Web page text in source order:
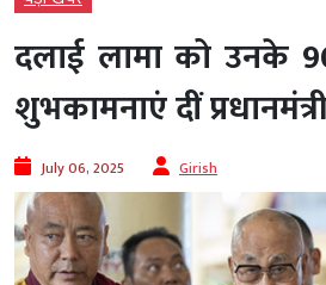
दलाई लामा को उनके
शुभकामनाएं दीं
July 06, 2025 Girish